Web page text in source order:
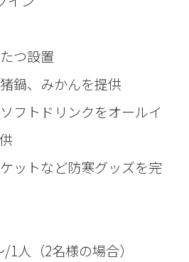
つ設置
鍋、みかんを提供
フトドリンクをオールイ
ットなど防寒グッズを完
人（2名様の場合）